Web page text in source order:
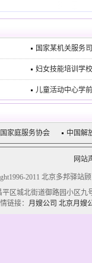
国家某机关服务
妇女技能培训学
儿童活动中心学
家庭服务协会 中国解
网站
2011 北京多邦驿站
平区城北街道御路园小区九
链接： 月嫂公司 北京月嫂